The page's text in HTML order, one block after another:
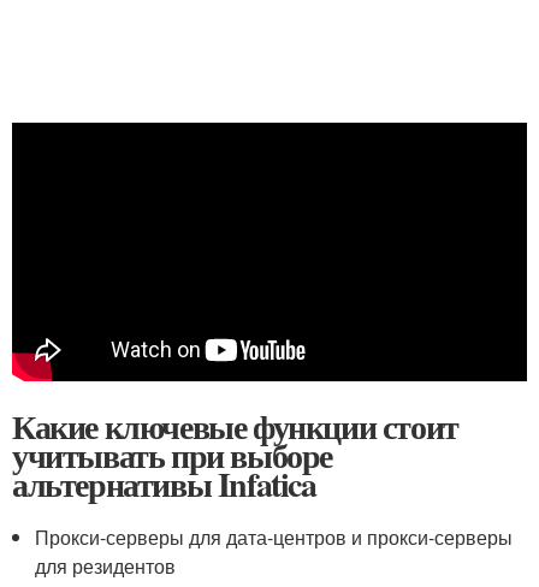
Какие ключевые функции стоит
учитывать при выборе
альтернативы Infatica
Прокси-серверы для дата-центров и прокси-серверы
для резидентов